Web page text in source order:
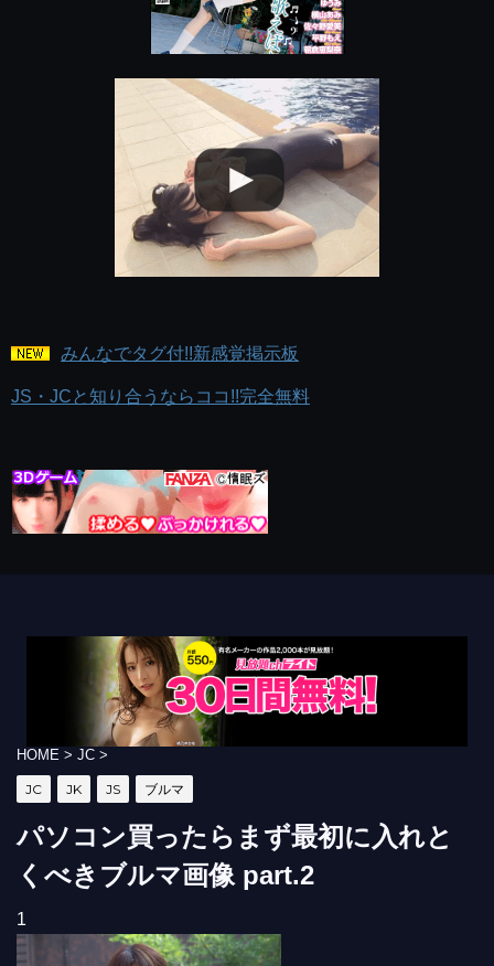
みんなでタグ付!!新感覚掲示板
JS・JCと知り合うならココ!!完全無料
HOME > JC >
JC JK JS ブルマ
パソコン買ったらまず最初に入れと
くべきブルマ画像 part.2
1